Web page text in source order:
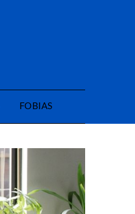
FOBIAS